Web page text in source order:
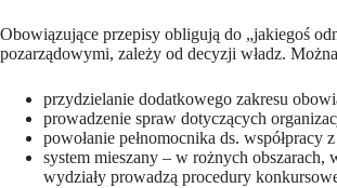
Obowiązujące przepisy obligują do „jakiegoś
pozarządowymi, zależy od decyzji władz.
przydzielanie dodatkowego zakresu
prowadzenie spraw dotyczących
powołanie pełnomocnika ds.
system mieszany – w rożnych obszarach,
wydziały prowadzą procedury